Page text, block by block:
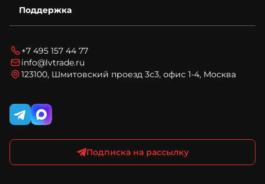
Для бизнеса
Спецпредложения
Гарантия
Условия оплаты
Соглашение на обработку персональных данных
Политика конфиденциальности и обработки
персональных данных
Поддержка
Карта сайта
Подписка на рассылку
+7 495 157 44 77
info@lvtrade.ru
123100, Шмитовский проезд 3с3, офис 1-4, Москва